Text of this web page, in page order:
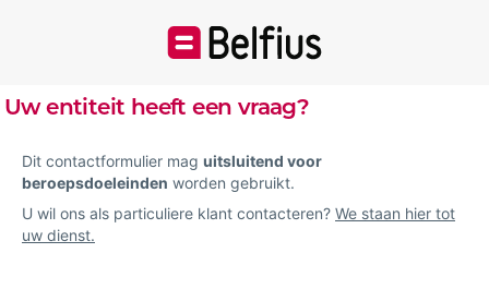
Uw entiteit heeft een vraag?
Dit contactformulier mag uitsluitend voor
beroepsdoeleinden worden gebruikt.
U wil ons als particuliere klant contacteren? We staan hier tot
uw dienst.